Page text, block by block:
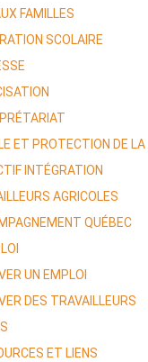
FAMILLES
SCOLAIRE
ET PROTECTION DE
INTÉGRATION
AGRICOLES
QUÉBEC
UN EMPLOI
DES TRAVAILLEURS
ET LIENS